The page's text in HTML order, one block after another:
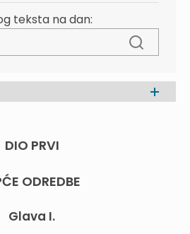
teksta na dan:
DIO PRVI
ODREDBE
Glava I.